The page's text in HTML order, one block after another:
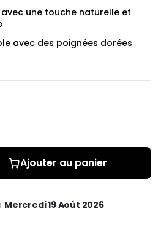
une touche naturelle et
avec des poignées dorées
Ajouter au panier
Mercredi 19 Août 2026